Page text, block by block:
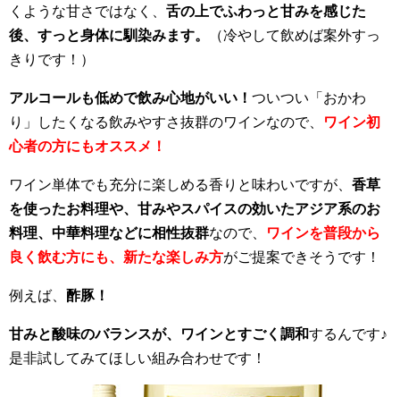
くような甘さではなく、 舌の上でふわっと甘みを感じた
後、すっと身体に馴染みます。
（冷やして飲めば案外すっ
きりです！）
アルコールも低めで飲み心地がいい！ ついつい「おかわ
り」したくなる飲みやすさ抜群のワインなので、
ワイン初
心者の方にもオススメ！
ワイン単体でも充分に楽しめる香りと味わいですが、 香草
を使ったお料理や、甘みやスパイスの効いたアジア系のお
料理、中華料理などに相性抜群なので、
ワインを普段から
良く飲む方にも、新たな楽しみ方がご提案できそうです！
例えば、 酢豚！
甘みと酸味のバランスが、ワインとすごく調和するんです♪
是非試してみてほしい組み合わせです！